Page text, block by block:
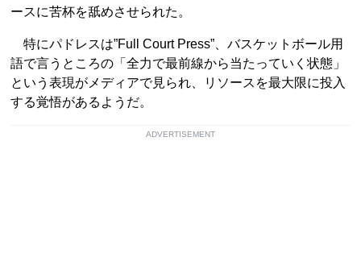
ースに苦杯を舐めさせられた。
特にパドレスは”Full Court Press”、バスケットボール用
語で言うところの「全力で最前線から当たっていく状態」
という表現がメディアで見られ、リソースを最大限に投入
する覚悟があるようだ。
ADVERTISEMENT